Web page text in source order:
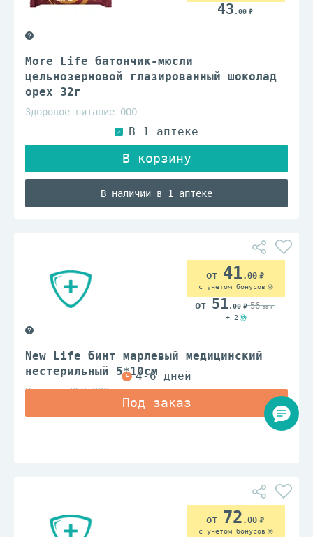
More Life батончик-мюсли
цельнозерновой глазированный шоколад
орех 32г
Здоровое питание ООО
В наличии в 1 аптеке
43 .00
New Life бинт марлевый медицинский
нестерильный 5*10см
Навтекс ХБК ООО
41.00
с учетом бонусов
51 .00 56.00
+ 2
72 .00
с учетом бонусов